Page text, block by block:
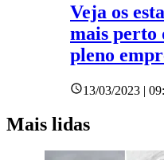
Veja os
mais perto
pleno
13/03/2023 |
Mais lidas